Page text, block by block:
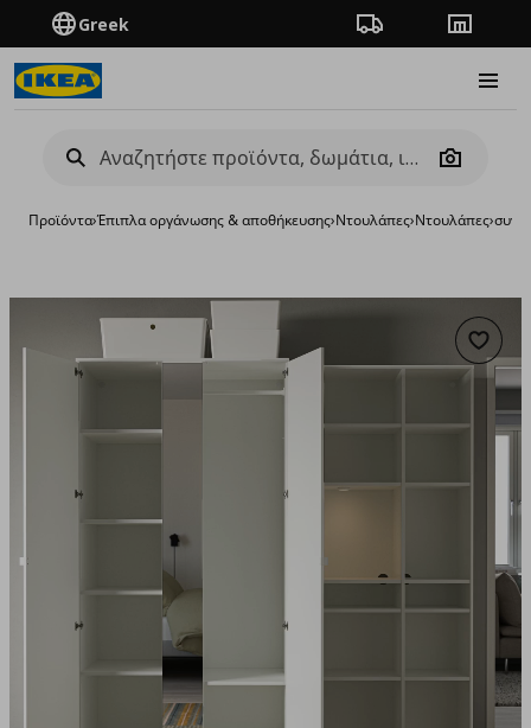
Greek Πορεία παραγγελίας
Camera
Προϊόντα›Έπιπλα οργάνωσης & αποθήκευσης›Ντουλάπες›Ντουλάπες›